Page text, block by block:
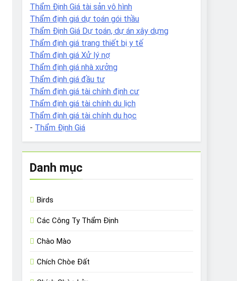
Thẩm Định Giá tài sản vô hình
Thẩm định giá dự toán gói thầu
Thẩm Định Giá Dự toán, dự án xây dựng
Thẩm định giá trang thiết bị y tế
Thẩm định giá Xử lý nợ
Thẩm định giá nhà xưởng
Thẩm định giá đầu tư
Thẩm định giá tài chính định cư
Thẩm định giá tài chính du lịch
Thẩm định giá tài chính du học
- Thẩm Định Giá
Danh mục
Birds
Các Công Ty Thẩm Định
Chào Mào
Chích Chòe Đất